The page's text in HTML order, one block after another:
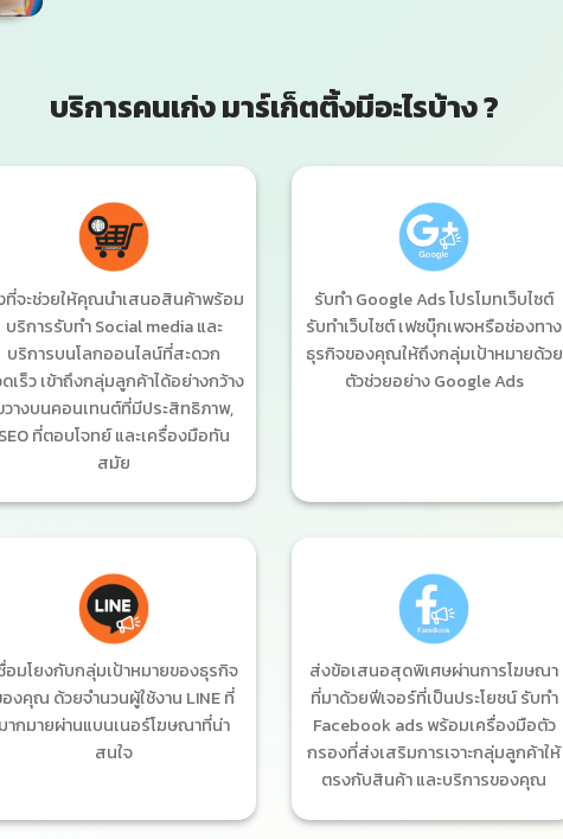
บริการคนเก่ง มาร์เก็ตติ้งมีอะไรบ้าง ?
ที่จะช่วยให้คุณนำเสนอสินค้าพร้อม
บริการรับทำ Social media และ
บริการบนโลกออนไลน์ที่สะดวก
เร็ว เข้าถึงกลุ่มลูกค้าได้อย่างกว้าง
วางบนคอนเทนต์ที่มีประสิทธิภาพ,
SEO ที่ตอบโจทย์ และเครื่องมือทัน
สมัย
รับทำ Google Ads โปรโมทเว็บไซต์
รับทำเว็บไซต์ เฟซบุ๊กเพจหรือช่องทาง
ธุรกิจของคุณให้ถึงกลุ่มเป้าหมายด้วย
ตัวช่วยอย่าง Google Ads
อมโยงกับกลุ่มเป้าหมายของธุรกิจ
งคุณ ด้วยจำนวนผู้ใช้งาน LINE ที่
มากมายผ่านแบนเนอร์โฆษณาที่น่า
สนใจ
ส่งข้อเสนอสุดพิเศษผ่านการโฆษณา
ที่มาด้วยฟีเจอร์ที่เป็นประโยชน์ รับทำ
Facebook ads พร้อมเครื่องมือตัว
กรองที่ส่งเสริมการเจาะกลุ่มลูกค้าให้
ตรงกับสินค้า และบริการของคุณ